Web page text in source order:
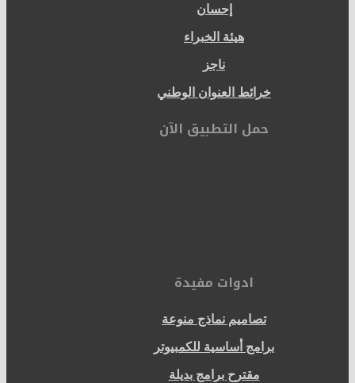
إحسان
هيئة الخبراء
ناجز
خرائط العنوان الوطني
حمل التطبيق الآن
ادوات مفيدة
تصاميم نماذج منوعة
برامج أساسية للكمبيوتر
مقترح برامج بديلة